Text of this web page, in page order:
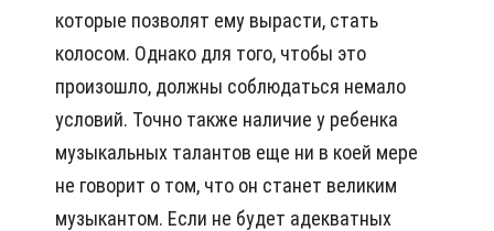
которые позволят ему вырасти, стать
колосом. Однако для того, чтобы это
произошло, должны соблюдаться немало
условий. Точно также наличие у ребенка
музыкальных талантов еще ни в коей мере
не говорит о том, что он станет великим
музыкантом. Если не будет адекватных